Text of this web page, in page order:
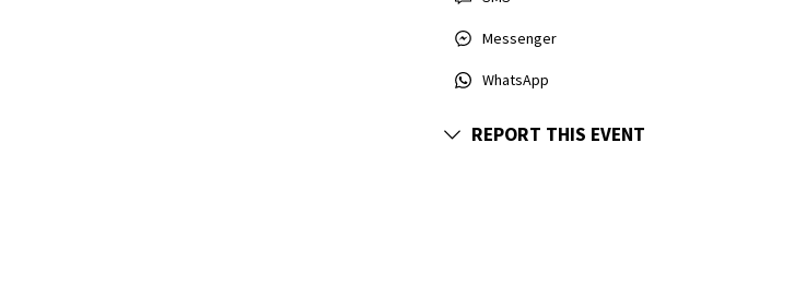
Messenger
WhatsApp
REPORT THIS EVENT